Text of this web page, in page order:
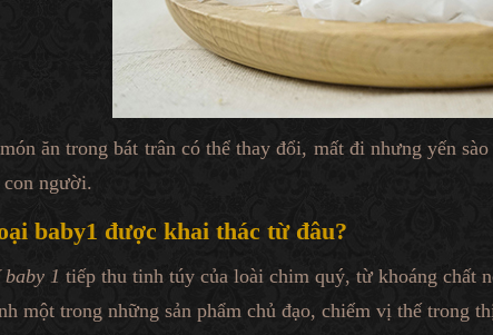
ăn trong bát trân có thể thay đổi, mất đi nhưng yến
người.
baby1 được khai thác từ đâu?
1 tiếp thu tinh túy của loài chim quý, từ khoáng chất
một trong những sản phẩm chủ đạo, chiếm vị thế trong